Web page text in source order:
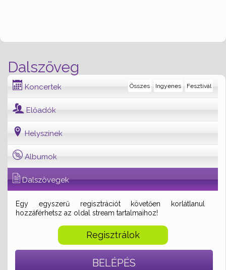
Dalszöveg
Koncertek Fesztivál
Ingyenes
Összes
Előadók
Helyszínek
Albumok
Dalszövegek
Egy egyszerű regisztrációt követően korlátlanul
hozzáférhetsz az oldal stream tartalmaihoz!
Regisztrálok
BELÉPÉS